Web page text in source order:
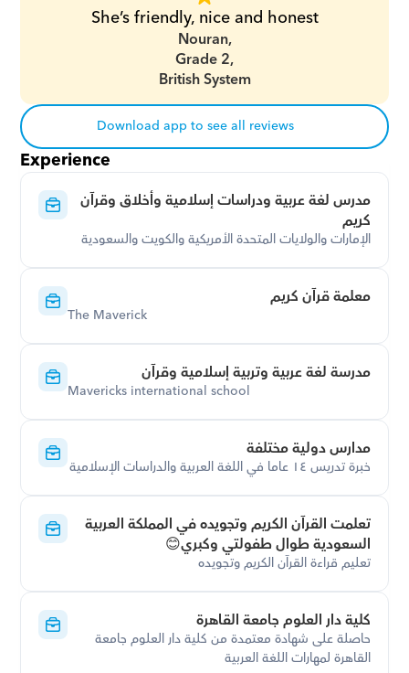
She’s friendly, nice and honest
Nouran,
Grade 2,
British System
Download app to see all reviews
Experience
كريم
الإمارات والولايات المتحدة الأمريكية والكويت والسعودية
معلمة قرآن كريم
The Maverick
مدرسة لغة عربية وتربية إسلامية وقرآن
Mavericks international school
مدارس دولية مختلفة
خبرة تدريس ١٤ عاما في اللغة العربية والدراسات الإسلامية
السعودية طوال طفولتي وكبري😊
تعليم قراءة القرآن الكريم وتجويده
كلية دار العلوم جامعة القاهرة
القاهرة لمهارات اللغة العربية